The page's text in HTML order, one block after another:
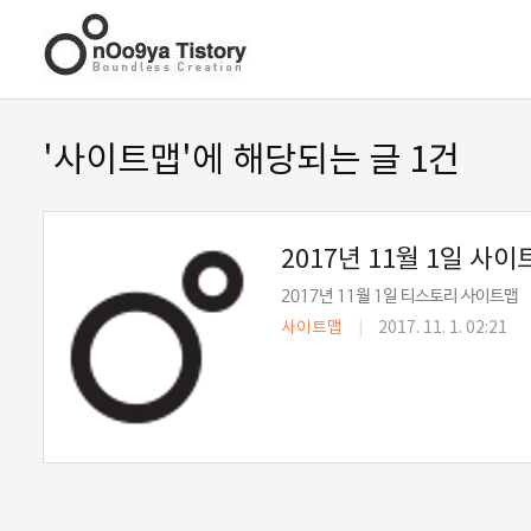
'사이트맵'에 해당되는 글 1건
2017년 11월 1일 사이
2017년 11월 1일 티스토리 사이트맵
사이트맵
2017. 11. 1. 02:21